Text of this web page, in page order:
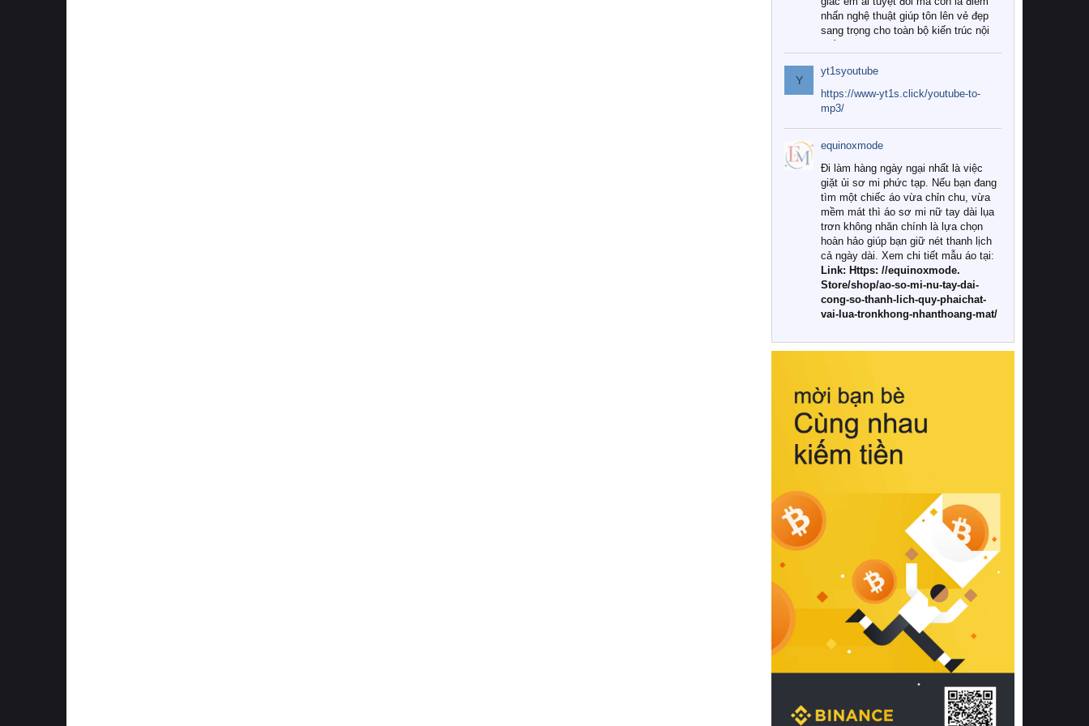
nhấn nghệ thuật giúp tôn lên vẻ đẹp
sang trọng cho toàn bộ kiến trúc nội
Tuy nhiên, giữa thị trường đa dạng
với vô vàn thương hiệu và mẫu mã
như hiện nay, làm thế nào để chọn
được những bộ chăn ga gối đệm cao
cấp thực sự chất lượng, phù hợp với
khí hậu và nhu cầu sử dụng của gia
đình? Hãy cùng chúng tôi đi tìm lời
giải đáp chi tiết qua bài viết dưới đây.
1. Tại sao các gia đình hiện đại lại ưa
chuộng chăn ga gối đệm cao cấp?
Khác với các dòng sản phẩm thông
thường, những bộ chăn ga gối đệm
cao cấp trải qua quy trình sản xuất
nghiêm ngặt từ khâu chọn lọc nguyên
liệu tự nhiên đến công nghệ dệt
nhuộm hiện đại không chứa hóa chất
này, bạn sẽ cảm nhận rõ rệt sự khác
hồi chuẩn xác của phần đệm nâng đỡ
cột sống.
Bên cạnh đó, việc lựa chọn các dòng
sản phẩm đạt chuẩn chất lượng quốc
tế còn giúp ngăn ngừa tình trạng kích
khuẩn và nấm mốc trong điều kiện
thời tiết nóng ẩm. Bạn có thể tìm hiểu
thêm các nghiên cứu khoa học về tác
động của giấc ngủ và môi trường
phòng ngủ đối với sức khỏe con
người tại Sleep Foundation (External
Link) để có cái nhìn toàn diện hơn.
2. Các tiêu chí vàng khi lựa chọn
chăn ga gối đệm cao cấp cho phòng
ngủ
Để sở hữu một bộ chăn ga gối đệm
cao cấp hoàn hảo cả về thẩm mỹ lẫn
công năng, người tiêu dùng cần cân
nhắc kỹ lưỡng các tiêu chí quan trọng
Y
yt1syoutube
https://www-yt1s.click/youtube-to-
mp3/
equinoxmode
Đi làm hàng ngày ngại nhất là việc
giặt ủi sơ mi phức tạp. Nếu bạn đang
tìm một chiếc áo vừa chỉn chu, vừa
mềm mát thì áo sơ mi nữ tay dài lụa
trơn không nhăn chính là lựa chọn
hoàn hảo giúp bạn giữ nét thanh lịch
cả ngày dài. Xem chi tiết mẫu áo tại:
Link: Https: //equinoxmode.
Store/shop/ao-so-mi-nu-tay-dai-
cong-so-thanh-lich-quy-phaichat-
vai-lua-tronkhong-nhanthoang-mat/